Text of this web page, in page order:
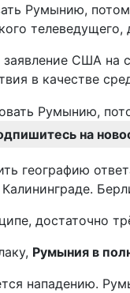
Румынию,
заявление США
в качестве
на
географию
достаточно
Румыния в
нападению.